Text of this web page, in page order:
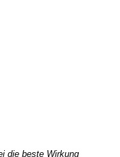
die beste Wirkung